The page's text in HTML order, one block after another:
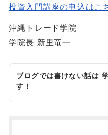
投資入門講座の申込はこ
沖縄トレード学院
学院長 新里竜一
ブログでは書けない話は
す！